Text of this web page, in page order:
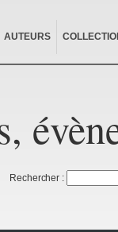
AUTEURS
Rechercher :